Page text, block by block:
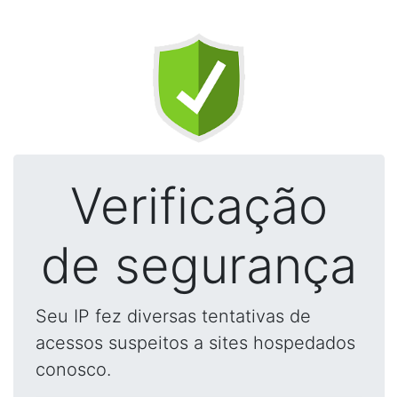
Verificação
de segurança
Seu IP fez diversas tentativas de
acessos suspeitos a sites hospedados
conosco.